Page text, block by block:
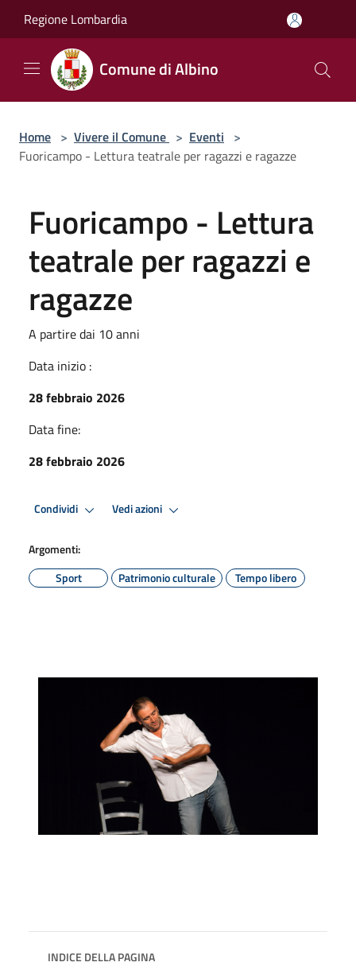
Regione Lombardia
Comune di Albino
Home > Vivere il Comune > Eventi >
Fuoricampo - Lettura teatrale per ragazzi e ragazze
Fuoricampo - Lettura
teatrale per ragazzi e
ragazze
A partire dai 10 anni
Data inizio :
28 febbraio 2026
Data fine:
28 febbraio 2026
Condividi Vedi azioni
Argomenti:
Sport
Patrimonio culturale Tempo libero
INDICE DELLA PAGINA